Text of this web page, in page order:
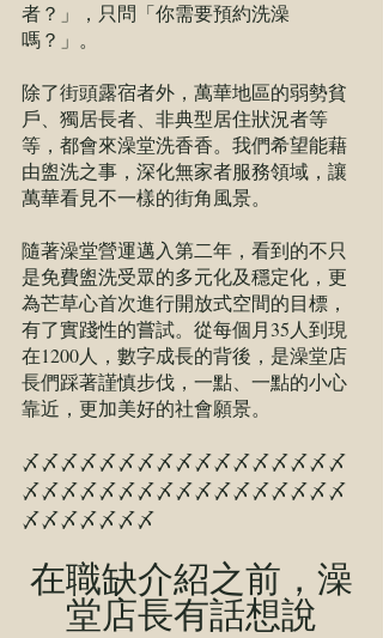
者？」，只問「你需要預約洗澡
嗎？」。
除了街頭露宿者外，萬華地區的弱勢貧
戶、獨居長者、非典型居住狀況者等
等，都會來澡堂洗香香。我們希望能藉
由盥洗之事，深化無家者服務領域，讓
萬華看見不一樣的街角風景。
隨著澡堂營運邁入第二年，看到的不只
是免費盥洗受眾的多元化及穩定化，更
為芒草心首次進行開放式空間的目標，
有了實踐性的嘗試。從每個月35人到現
在1200人，數字成長的背後，是澡堂店
長們踩著謹慎步伐，一點、一點的小心
靠近，更加美好的社會願景。
〆〆〆〆〆〆〆〆〆〆〆〆〆〆〆〆〆
〆〆〆〆〆〆〆〆〆〆〆〆〆〆〆〆〆
〆〆〆〆〆〆〆
在職缺介紹之前，澡
堂店長有話想說